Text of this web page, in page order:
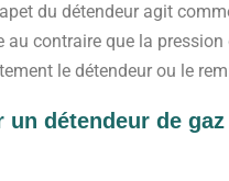
du détendeur agit
au contraire que la
le détendeur ou le
détendeur de gaz